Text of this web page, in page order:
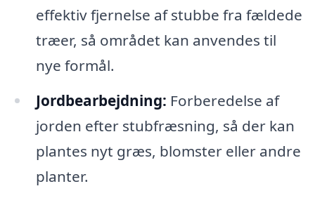
effektiv fjernelse af stubbe fra fældede
træer, så området kan anvendes til
nye formål.
Jordbearbejdning: Forberedelse af
jorden efter stubfræsning, så der kan
plantes nyt græs, blomster eller andre
planter.